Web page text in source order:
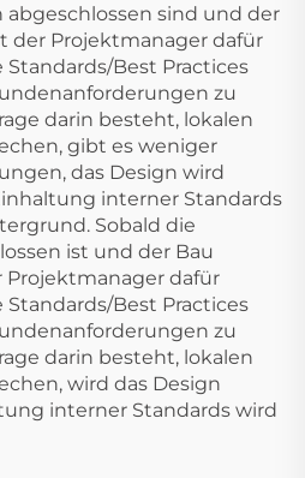
sind und der
der Projektmanager dafür
Best Practices
zu
darin besteht, lokalen
gibt es weniger
das Design wird
interner Standards
Sobald die
ist und der Bau
dafür
Best Practices
zu
darin besteht, lokalen
wird das Design
interner Standards wird